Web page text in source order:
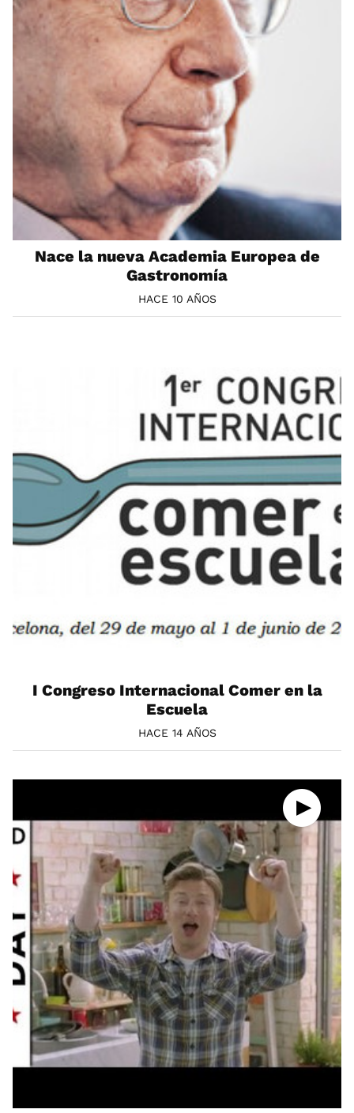
Nace la nueva Academia Europea de
Gastronomía
HACE 10 AÑOS
I Congreso Internacional Comer en la
Escuela
HACE 14 AÑOS